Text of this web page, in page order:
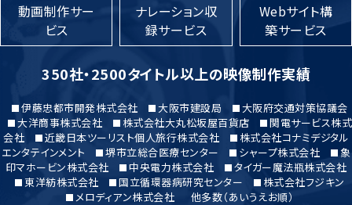
動画制作サー
ビス
ナレーション収
録サービス
Webサイト構
築サービス
350社・2500タイトル以上の映像制作実績
伊藤忠都市開発株式会社 大阪市建設局
大阪府交通対策協議会
大洋商事株式会社
株式会社大丸松坂屋百貨店
関電サービス株式
会社
近畿日本ツーリスト個人旅行株式会社
株式会社コナミデジタル
エンタテインメント
堺市立総合医療センター シャープ株式会社
象
印マホービン株式会社
中央電力株式会社
タイガー魔法瓶株式会社
東洋紡株式会社
国立循環器病研究センター
株式会社フジキン
メロディアン株式会社
他多数（あいうえお順）